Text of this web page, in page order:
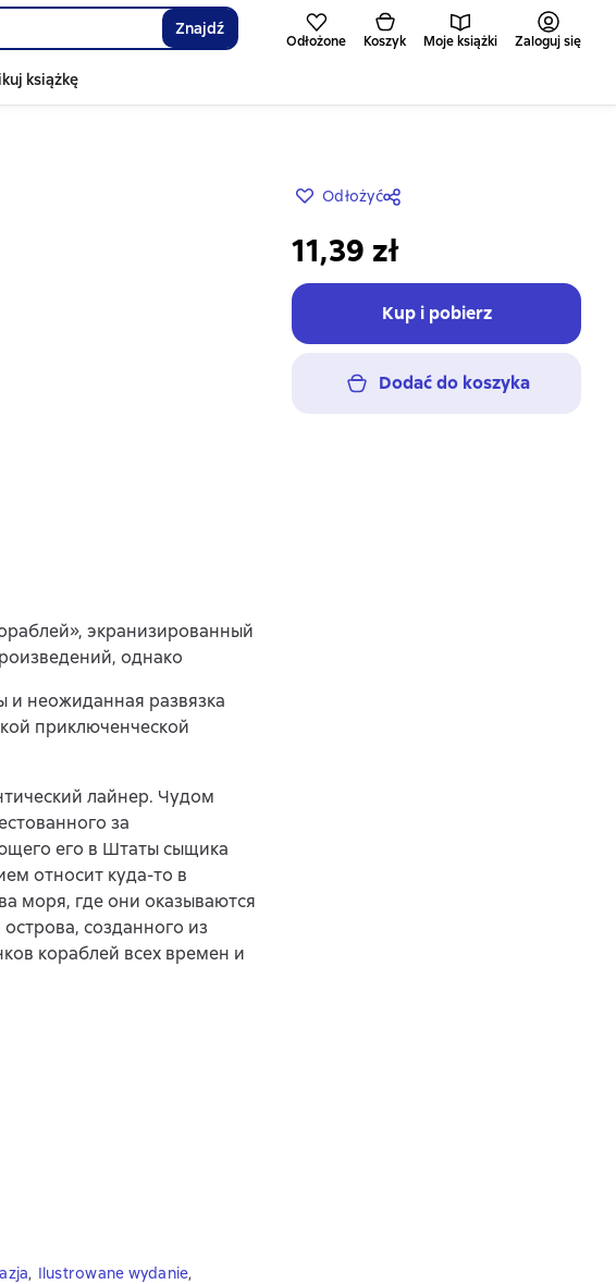
Znajdź
Odłożone Koszyk Moje książki Zaloguj się
książkę
Odłożyć
11,39 zł
Kup i pobierz
Dodać do koszyka
экранизированный
однако
и неожиданная развязка
приключенческой
лайнер. Чудом
за
его в Штаты сыщика
относит куда-то в
моря, где они оказываются
созданного из
кораблей всех времен и
, Ilustrowane wydanie,